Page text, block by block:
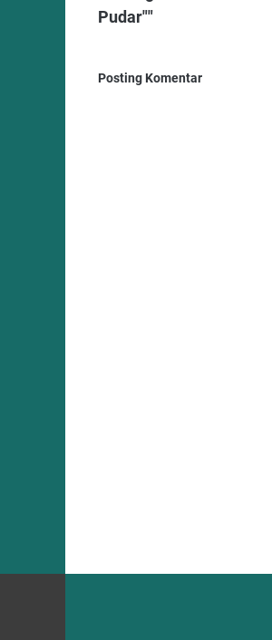
Pudar""
Posting Komentar